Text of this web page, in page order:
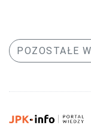
POZOSTAŁE